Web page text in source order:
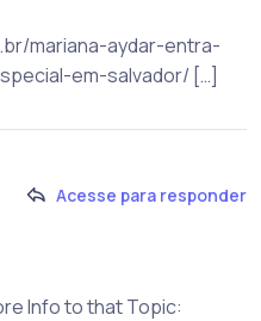
mariana-aydar-entra-
em-salvador/ […]
Acesse para responder
Info to that Topic: